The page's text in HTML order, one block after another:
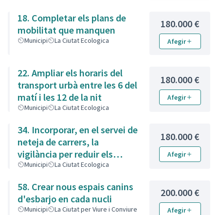
18. Completar els plans de
mobilitat que manquen
Municipi La Ciutat Ecologica
180.000 €
Afegir
22. Ampliar els horaris del
transport urbà entre les 6 del
matí i les 12 de la nit
Municipi La Ciutat Ecologica
180.000 €
Afegir
34. Incorporar, en el servei de
neteja de carrers, la
vigilància per reduir els
excrements
Municipi La Ciutat Ecologica
180.000 €
Afegir
58. Crear nous espais canins
d'esbarjo en cada nucli
Municipi La Ciutat per Viure i Conviure
200.000 €
Afegir